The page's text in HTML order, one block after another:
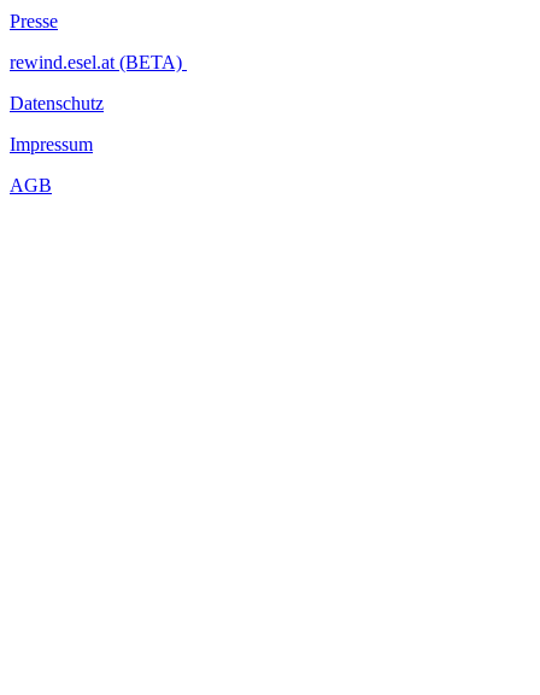
Presse
rewind.esel.at (BETA)
Datenschutz
Impressum
AGB